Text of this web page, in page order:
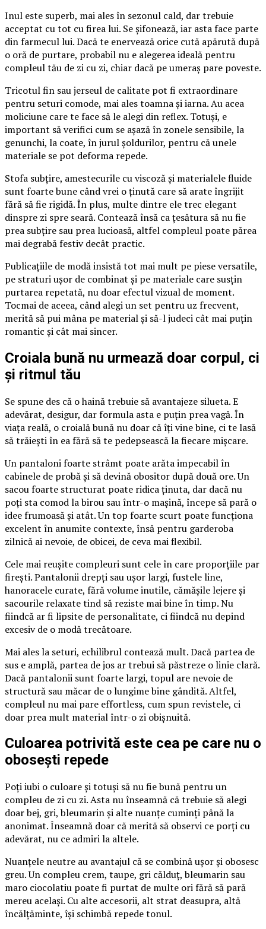
Inul este superb, mai ales în sezonul cald, dar trebuie
acceptat cu tot cu firea lui. Se șifonează, iar asta face parte
din farmecul lui. Dacă te enervează orice cută apărută după
o oră de purtare, probabil nu e alegerea ideală pentru
compleul tău de zi cu zi, chiar dacă pe umeraș pare poveste.
Tricotul fin sau jerseul de calitate pot fi extraordinare
pentru seturi comode, mai ales toamna și iarna. Au acea
moliciune care te face să le alegi din reflex. Totuși, e
important să verifici cum se așază în zonele sensibile, la
genunchi, la coate, în jurul șoldurilor, pentru că unele
materiale se pot deforma repede.
Stofa subțire, amestecurile cu viscoză și materialele fluide
sunt foarte bune când vrei o ținută care să arate îngrijit
fără să fie rigidă. În plus, multe dintre ele trec elegant
dinspre zi spre seară. Contează însă ca țesătura să nu fie
prea subțire sau prea lucioasă, altfel compleul poate părea
mai degrabă festiv decât practic.
Publicațiile de modă insistă tot mai mult pe piese versatile,
pe straturi ușor de combinat și pe materiale care susțin
purtarea repetată, nu doar efectul vizual de moment.
Tocmai de aceea, când alegi un set pentru uz frecvent,
merită să pui mâna pe material și să-l judeci cât mai puțin
romantic și cât mai sincer.
Croiala bună nu urmează doar corpul, ci
și ritmul tău
Se spune des că o haină trebuie să avantajeze silueta. E
adevărat, desigur, dar formula asta e puțin prea vagă. În
viața reală, o croială bună nu doar că îți vine bine, ci te lasă
să trăiești în ea fără să te pedepsească la fiecare mișcare.
Un pantaloni foarte strâmt poate arăta impecabil în
cabinele de probă și să devină obositor după două ore. Un
sacou foarte structurat poate ridica ținuta, dar dacă nu
poți sta comod la birou sau într-o mașină, începe să pară o
idee frumoasă și atât. Un top foarte scurt poate funcționa
excelent în anumite contexte, însă pentru garderoba
zilnică ai nevoie, de obicei, de ceva mai flexibil.
Cele mai reușite compleuri sunt cele în care proporțiile par
firești. Pantalonii drepți sau ușor largi, fustele line,
hanoracele curate, fără volume inutile, cămășile lejere și
sacourile relaxate tind să reziste mai bine în timp. Nu
fiindcă ar fi lipsite de personalitate, ci fiindcă nu depind
excesiv de o modă trecătoare.
Mai ales la seturi, echilibrul contează mult. Dacă partea de
sus e amplă, partea de jos ar trebui să păstreze o linie clară.
Dacă pantalonii sunt foarte largi, topul are nevoie de
structură sau măcar de o lungime bine gândită. Altfel,
compleul nu mai pare effortless, cum spun revistele, ci
doar prea mult material într-o zi obișnuită.
Culoarea potrivită este cea pe care nu o
obosești repede
Poți iubi o culoare și totuși să nu fie bună pentru un
compleu de zi cu zi. Asta nu înseamnă că trebuie să alegi
doar bej, gri, bleumarin și alte nuanțe cuminți până la
anonimat. Înseamnă doar că merită să observi ce porți cu
adevărat, nu ce admiri la altele.
Nuanțele neutre au avantajul că se combină ușor și obosesc
greu. Un compleu crem, taupe, gri călduț, bleumarin sau
maro ciocolatiu poate fi purtat de multe ori fără să pară
mereu același. Cu alte accesorii, alt strat deasupra, altă
încălțăminte, își schimbă repede tonul.